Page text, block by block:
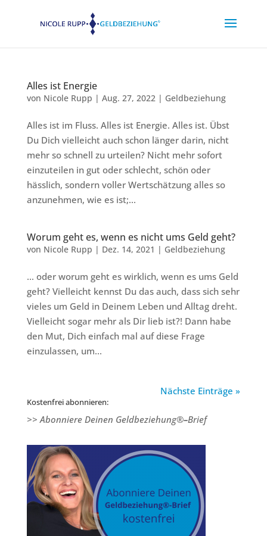
Alles ist Energie
von Nicole Rupp | Aug. 27, 2022| Geldbeziehung
Alles ist im Fluss. Alles ist Energie. Alles ist. Übst
Du Dich vielleicht auch schon länger darin, nicht
mehr so schnell zu urteilen? Nicht mehr sofort
einzuteilen in gut oder schlecht, schön oder
hässlich, sondern voller Wertschätzung alles so
anzunehmen, wie es ist;...
Worum geht es, wenn es nicht ums Geld geht?
von Nicole Rupp | Dez. 14, 2021 | Geldbeziehung
… oder worum geht es wirklich, wenn es ums Geld
geht? Vielleicht kennst Du das auch, dass sich sehr
vieles um Geld in Deinem Leben und Alltag dreht.
Vielleicht sogar mehr als Dir lieb ist?! Dann habe
den Mut, Dich einfach mal auf diese Frage
einzulassen, um...
Nächste Einträge »
Kostenfrei abonnieren:
>> Abonniere Deinen Geldbeziehung®–Brief